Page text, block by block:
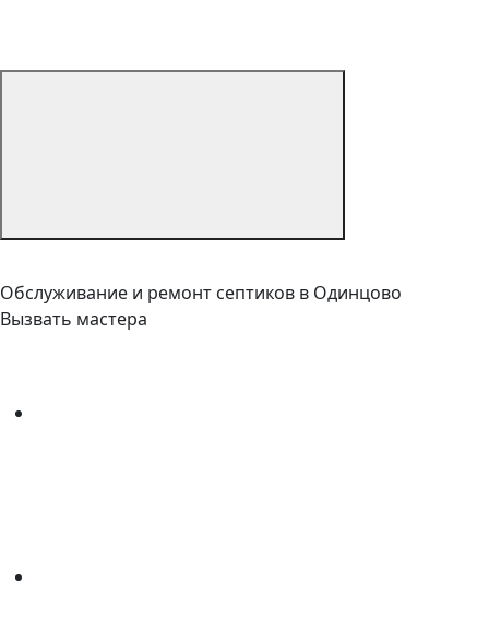
Обслуживание и ремонт септиков в Одинцово
Вызвать мастера